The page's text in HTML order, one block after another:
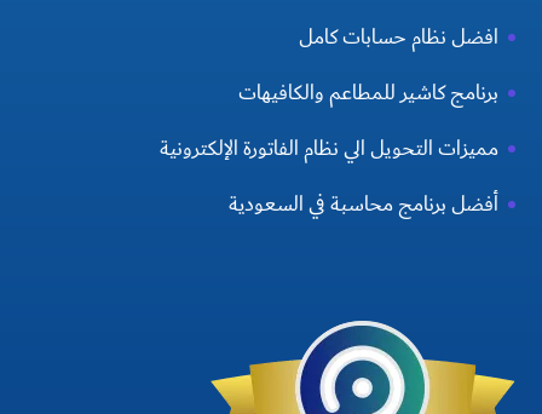
افضل نظام حسابات كامل
برنامج كاشير للمطاعم والكافيهات
مميزات التحويل الي نظام الفاتورة الإلكترونية
أفضل برنامج محاسبة في السعودية